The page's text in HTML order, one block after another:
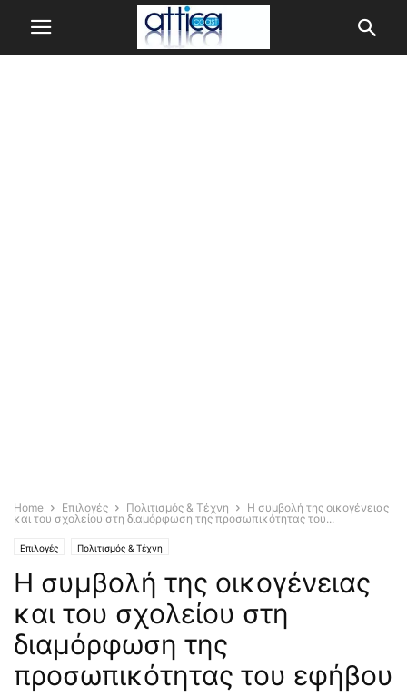
Home Επιλογές Πολιτισμός & Τέχνη
Η συμβολή της οικογένειας
και του σχολείου στη διαμόρφωση της προσωπικότητας του...
Επιλογές Πολιτισμός & Τέχνη
Η συμβολή της οικογένειας
και του σχολείου στη
διαμόρφωση της
προσωπικότητας του εφήβου